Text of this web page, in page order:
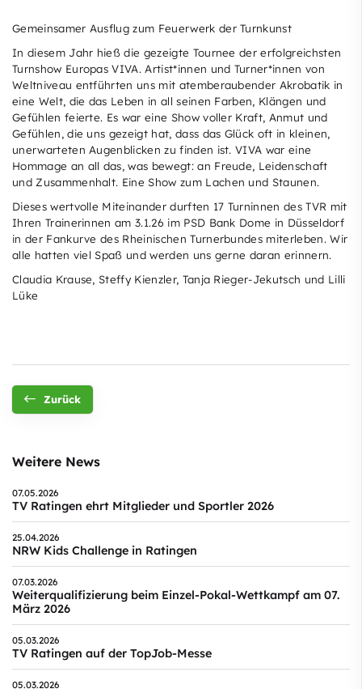
Gemeinsamer Ausflug zum Feuerwerk der Turnkunst
In diesem Jahr hieß die gezeigte Tournee der erfolgreichsten
Turnshow Europas VIVA. Artist*innen und Turner*innen von
Weltniveau entführten uns mit atemberaubender Akrobatik in
eine Welt, die das Leben in all seinen Farben, Klängen und
Gefühlen feierte. Es war eine Show voller Kraft, Anmut und
Gefühlen, die uns gezeigt hat, dass das Glück oft in kleinen,
unerwarteten Augenblicken zu finden ist. VIVA war eine
Hommage an all das, was bewegt: an Freude, Leidenschaft
und Zusammenhalt. Eine Show zum Lachen und Staunen.
Dieses wertvolle Miteinander durften 17 Turninnen des TVR mit
Ihren Trainerinnen am 3.1.26 im PSD Bank Dome in Düsseldorf
in der Fankurve des Rheinischen Turnerbundes miterleben. Wir
alle hatten viel Spaß und werden uns gerne daran erinnern.
Claudia Krause, Steffy Kienzler, Tanja Rieger-Jekutsch und Lilli
Lüke
Zurück
Weitere News
07.05.2026
TV Ratingen ehrt Mitglieder und Sportler 2026
25.04.2026
NRW Kids Challenge in Ratingen
07.03.2026
Weiterqualifizierung beim Einzel-Pokal-Wettkampf am 07.
März 2026
05.03.2026
TV Ratingen auf der TopJob-Messe
05.03.2026